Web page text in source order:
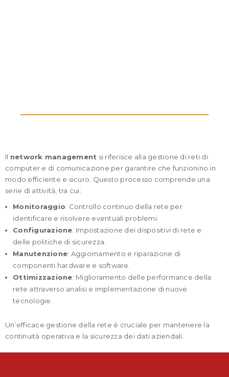
Il network management si riferisce alla gestione di reti di
computer e di comunicazione per garantire che funzionino in
modo efficiente e sicuro. Questo processo comprende una
serie di attività, tra cui:
Monitoraggio: Controllo continuo della rete per
identificare e risolvere eventuali problemi.
Configurazione: Impostazione dei dispositivi di rete e
delle politiche di sicurezza.
Manutenzione: Aggiornamento e riparazione di
componenti hardware e software.
Ottimizzazione: Miglioramento delle performance della
rete attraverso analisi e implementazione di nuove
tecnologie.
Un’efficace gestione della rete è cruciale per mantenere la
continuità operativa e la sicurezza dei dati aziendali.